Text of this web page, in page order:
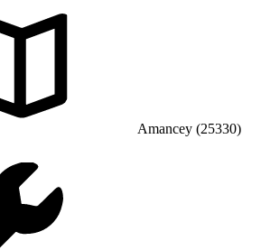
Amancey (25330)